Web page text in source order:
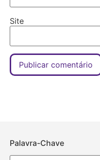
Site
Palavra-Chave